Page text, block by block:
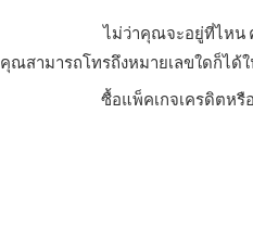
ไม่ว่าคุณจะอยู่ที่ไหน
คุณสามารถโทรถึงหมายเลขใดก็ได้
ซื้อแพ็คเกจเครดิตหรื